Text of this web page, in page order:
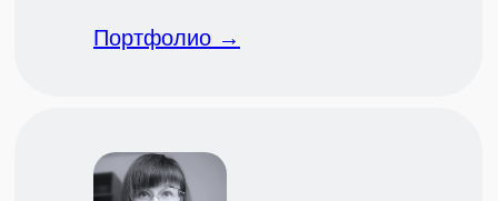
Портфолио →